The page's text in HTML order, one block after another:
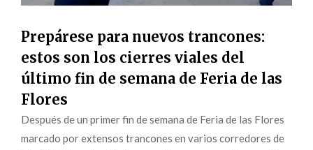
Prepárese para nuevos trancones:
estos son los cierres viales del
último fin de semana de Feria de las
Flores
Después de un primer fin de semana de Feria de las Flores
marcado por extensos trancones en varios corredores de